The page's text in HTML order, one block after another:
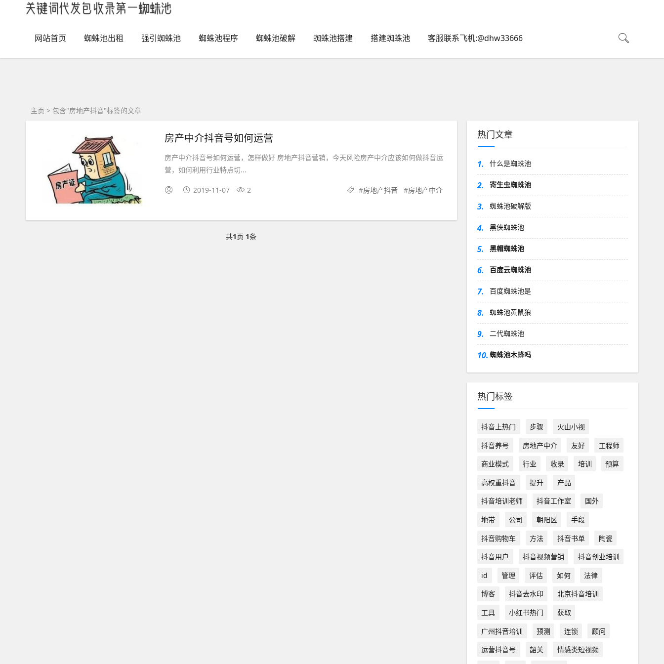
网站首页 蜘蛛池出租 强引蜘蛛池 蜘蛛池程序 蜘蛛池破解 蜘蛛池搭建 搭建蜘蛛池 客服联系飞机:@dhw33666
主页 > 包含"房地产抖音"标签的文章
房产中介抖音号如何运营
房产中介抖音号如何运营，怎样做好 房地产抖音营销，今天风险房产中介应该如何做抖音运
营，如何利用行业特点切...
2019-11-07 2 #房地产抖音 #房地产中介
共1页 1条
热门文章
1. 什么是蜘蛛池
2. 寄生虫蜘蛛池
3. 蜘蛛池破解版
4. 黑侠蜘蛛池
5. 黑帽蜘蛛池
6. 百度云蜘蛛池
7. 百度蜘蛛池是
8. 蜘蛛池黄鼠狼
9. 二代蜘蛛池
10. 蜘蛛池木蜂吗
热门标签
抖音上热门 步骤
火山小视
抖音养号
房地产中介 友好
工程师
商业模式
行业 收录 培训
预算
高权重抖音
提升
产品
抖音培训老师
抖音工作室
国外
地带
公司 朝阳区
手段
抖音购物车
方法 抖音书单
陶瓷
抖音用户
抖音视频营销
抖音创业培训
id
管理 评估 如何
法律
博客
抖音去水印
北京抖音培训
工具
小红书热门
获取
广州抖音培训
预测 连锁
顾问
运营抖音号
韶关
情感类短视频